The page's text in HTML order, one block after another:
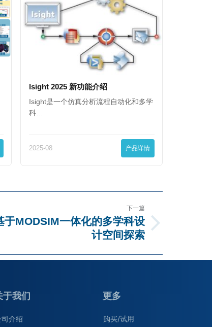
lsight 2025 新功能介绍
Isight是一个仿真分析流程自动化和多学
科…
2025-08 产品详情
下一篇
MODSIM一体化的多学科设
计空间探索
于我们
司介绍
更多
购买/试用